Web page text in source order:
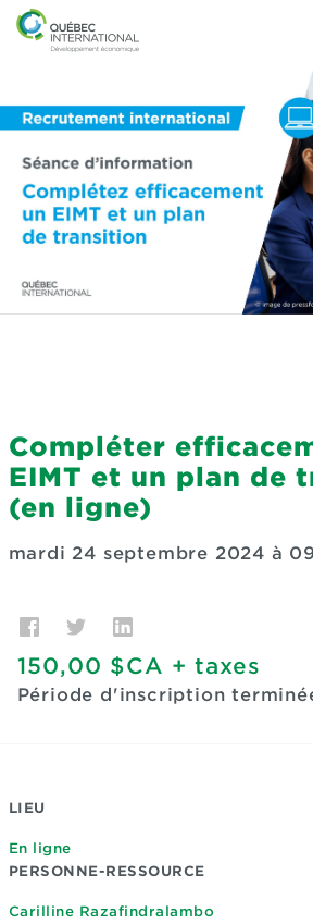
Compléter
EIMT et un plan de
(en ligne)
mardi 24 septembre 2024 à
150,00 $CA + taxes
Période d'inscription
LIEU
En ligne
PERSONNE-RESSOURCE
Carilline Razafindralambo